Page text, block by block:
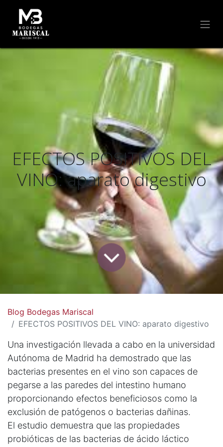
EFECTOS POSITIVOS DEL
VINO: aparato digestivo
Blog Bodegas Mariscal
EFECTOS POSITIVOS DEL VINO: aparato digestivo
Una investigación llevada a cabo en la universidad
Autónoma de Madrid ha demostrado que las
bacterias presentes en el vino son capaces de
pegarse a las paredes del intestino humano
proporcionando efectos beneficiosos como la
exclusión de patógenos o bacterias dañinas.
El estudio demuestra que las propiedades
probióticas de las bacterias de ácido láctico